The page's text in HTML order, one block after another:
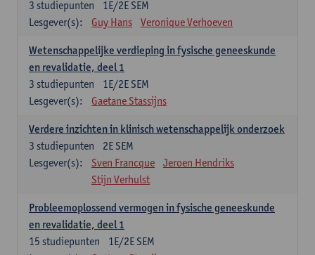
1E/2E SEM
3 studiepunten
Lesgever(s):
Guy Hans Veronique Verhoeven
Wetenschappelijke verdieping in fysische geneeskunde
en revalidatie, deel 1
1E/2E SEM
3 studiepunten
Lesgever(s):
Gaetane Stassijns
Verdere inzichten in klinisch wetenschappelijk onderzoek
2E SEM
3 studiepunten
Lesgever(s):
Sven Francque
Jeroen Hendriks
Stijn Verhulst
Probleemoplossend vermogen in fysische geneeskunde
en revalidatie, deel 1
1E/2E SEM
15 studiepunten